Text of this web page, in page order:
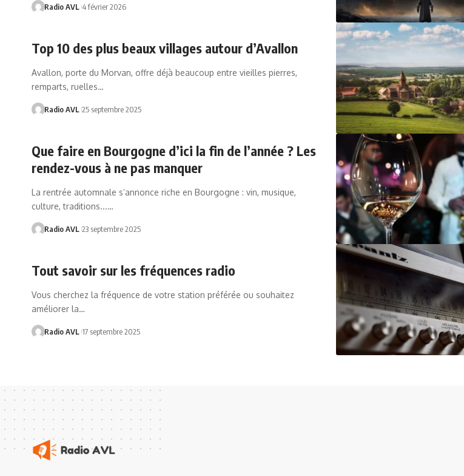
Radio AVL 4 février 2026
Top 10 des plus beaux villages autour d’Avallon
Avallon, porte du Morvan, offre déjà beaucoup entre vieilles pierres,
remparts, ruelles…
Radio AVL 25 septembre 2025
Que faire en Bourgogne d’ici la fin de l’année ? Les
rendez-vous à ne pas manquer
La rentrée automnale s’annonce riche en Bourgogne : vin, musique,
culture, traditions...…
Radio AVL 23 septembre 2025
Tout savoir sur les fréquences radio
Vous cherchez la fréquence de votre station préférée ou souhaitez
améliorer la…
Radio AVL 17 septembre 2025